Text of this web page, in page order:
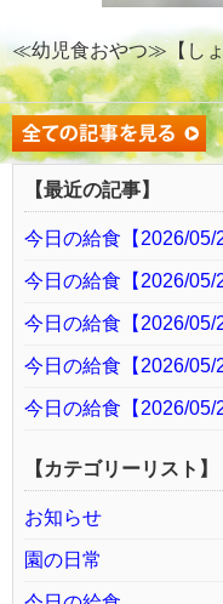
≪幼児食おやつ≫【し
【最近の記事】
今日の給食【2026/05/
今日の給食【2026/05/
今日の給食【2026/05/
今日の給食【2026/05/
今日の給食【2026/05/
【カテゴリーリスト】
お知らせ
園の日常